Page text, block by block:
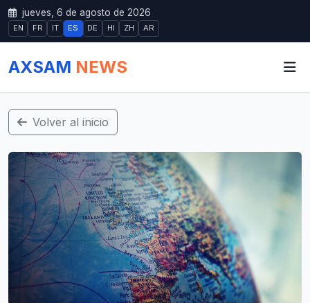
jueves, 6 de agosto de 2026
EN FR IT ES DE HI ZH AR
AXSAM NEWS
Volver al inicio